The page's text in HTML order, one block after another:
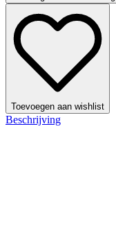
Toevoegen aan wishlist
Beschrijving